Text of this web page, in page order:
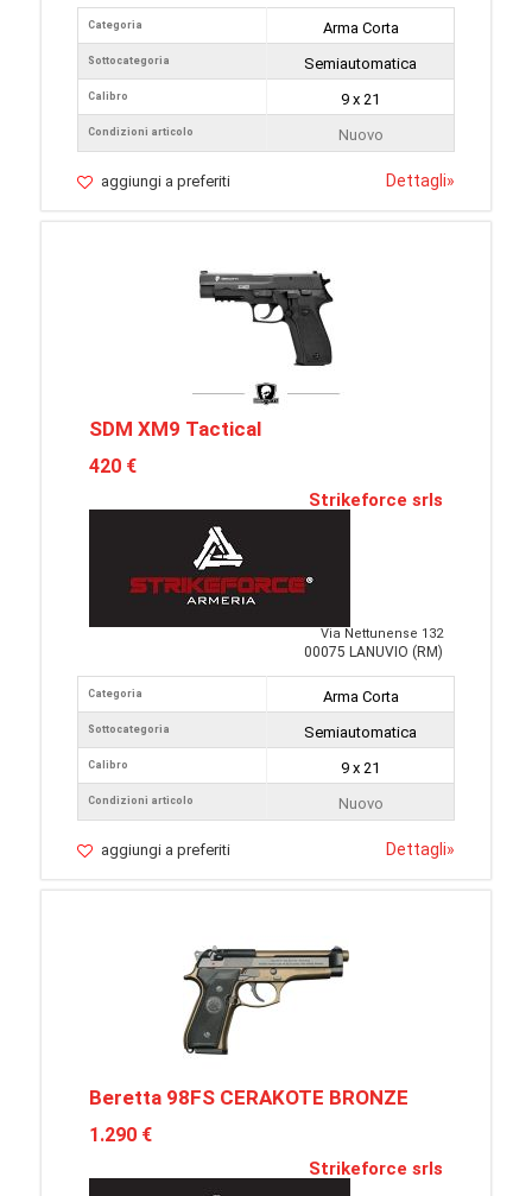
Categoria
Sottocategoria
Calibro
Condizioni articolo
Arma Corta
Semiautomatica
9 x 21
Nuovo
aggiungi a preferiti Dettagli»
SDM XM9 Tactical
420 €
Strikeforce srls
Via Nettunense 132
00075 LANUVIO (RM)
Categoria
Sottocategoria
Calibro
Condizioni articolo
Arma Corta
Semiautomatica
9 x 21
Nuovo
aggiungi a preferiti Dettagli»
Beretta 98FS CERAKOTE BRONZE
1.290 €
Strikeforce srls